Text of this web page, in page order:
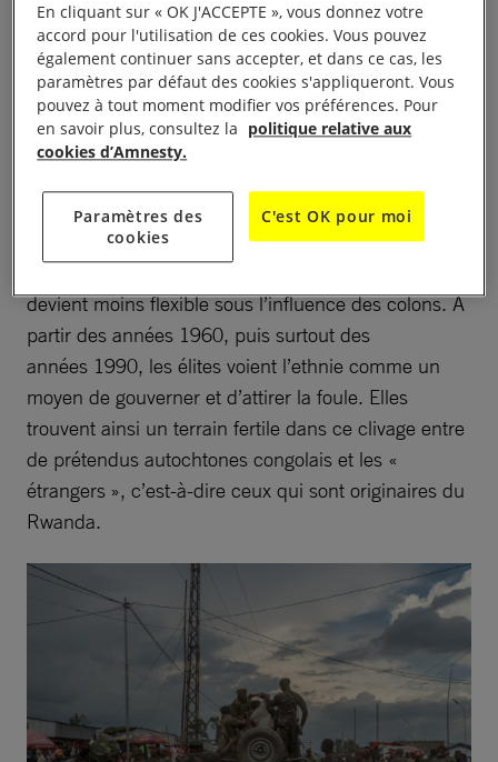
région du Kivu, issus des tribus Hunde Tanga
Nyambo, et ceux qui sont arrivés du Rwanda avec la
colonisation, et qui deviennent majoritaires d’un
point de vue démographique. Cette situation a
généré de la violence après l’indépendance, car
locales et l’élection démocratique. La première «
petite » guerre s’est déroulée dans le Masisi. La
notion d’ethnie – qui était fluctuante jusque-là –
devient moins flexible sous l’influence des colons. À
partir des années 1960, puis surtout des
années 1990, les élites voient l’ethnie comme un
moyen de gouverner et d’attirer la foule. Elles
trouvent ainsi un terrain fertile dans ce clivage entre
de prétendus autochtones congolais et les «
étrangers », c’est-à-dire ceux qui sont originaires du
Rwanda.
En cliquant sur « OK J'ACCEPTE », vous donnez votre
accord pour l'utilisation de ces cookies. Vous pouvez
également continuer sans accepter, et dans ce cas, les
paramètres par défaut des cookies s'appliqueront. Vous
pouvez à tout moment modifier vos préférences. Pour
en savoir plus, consultez la politique relative aux
cookies d’Amnesty.
Paramètres des
cookies
C'est OK pour moi